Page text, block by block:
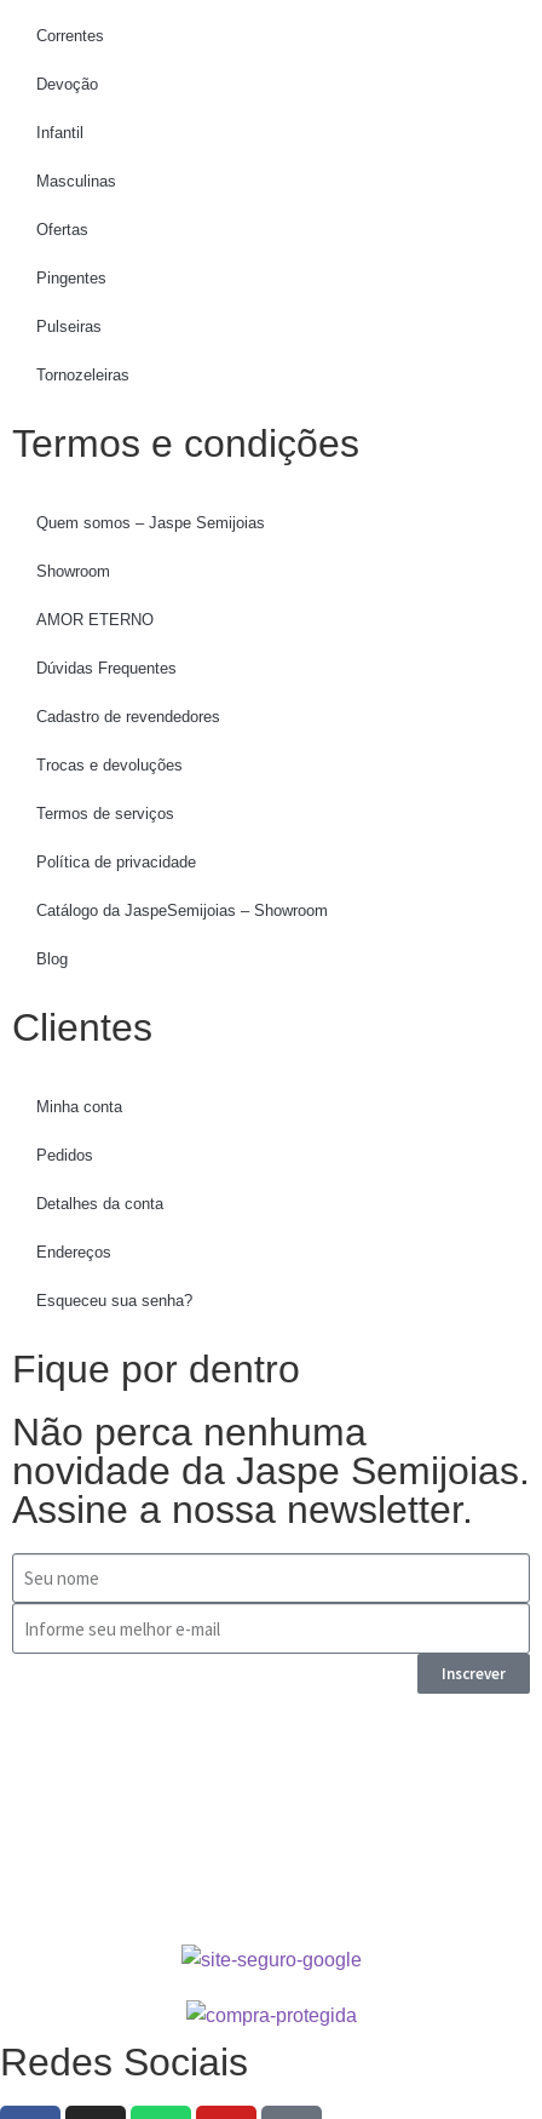
Correntes
Devoção
Infantil
Masculinas
Ofertas
Pingentes
Pulseiras
Tornozeleiras
Termos e condições
Quem somos – Jaspe Semijoias
Showroom
AMOR ETERNO
Dúvidas Frequentes
Cadastro de revendedores
Trocas e devoluções
Termos de serviços
Política de privacidade
Catálogo da JaspeSemijoias – Showroom
Blog
Clientes
Minha conta
Pedidos
Detalhes da conta
Endereços
Esqueceu sua senha?
Fique por dentro
Não perca nenhuma
novidade da Jaspe Semijoias.
Assine a nossa newsletter.
Inscrever
Redes Sociais